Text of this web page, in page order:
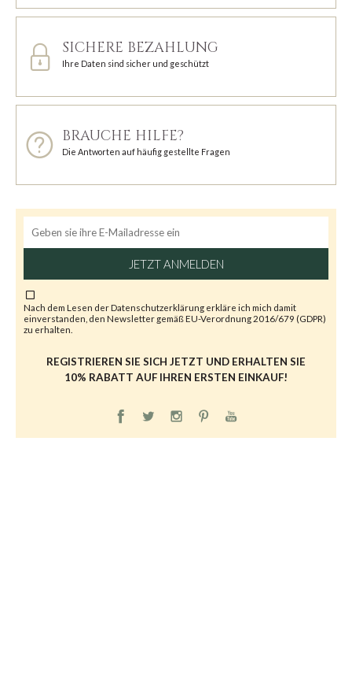
SICHERE BEZAHLUNG
Ihre Daten sind sicher und geschützt
BRAUCHE HILFE?
Die Antworten auf häufig gestellte Fragen
JETZT ANMELDEN
Nach dem Lesen derDatenschutzerklärung erkläre ich mich damit
einverstanden, den Newsletter gemäß EU-Verordnung 2016/679 (GDPR)
zu erhalten.
REGISTRIEREN SIE SICH JETZT UND ERHALTEN SIE
10% RABATT AUF IHREN ERSTEN EINKAUF!